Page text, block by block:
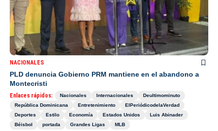
NACIONALES
PLD denuncia Gobierno PRM mantiene en el abandono a
Montecristi
Enlaces rápidos: Nacionales Internacionales
Deultimominuto
República Dominicana
Entretenimiento
ElPeriódicodelaVerdad
Deportes
Estilo Economía Estados Unidos
Luis Abinader
Béisbol
portada Grandes Ligas MLB